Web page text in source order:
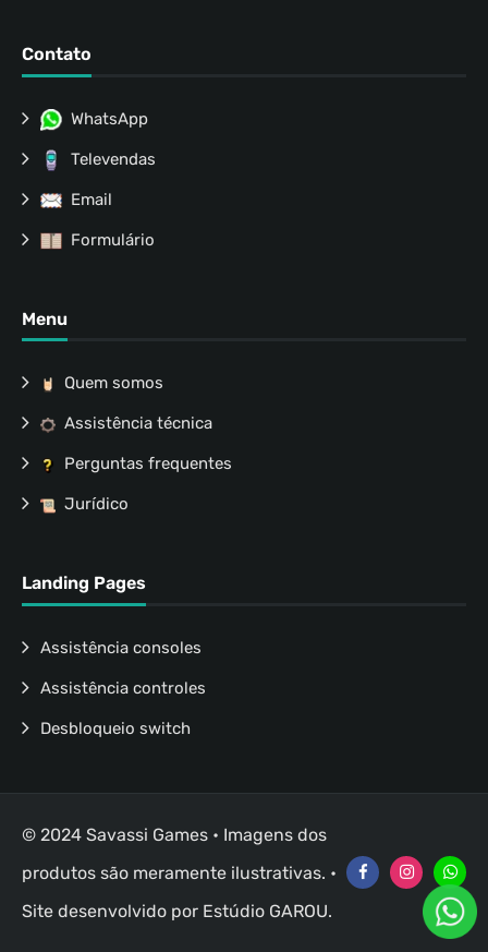
Contato
WhatsApp
Televendas
Email
Formulário
Menu
Quem somos
Assistência técnica
Perguntas frequentes
Jurídico
Landing Pages
Assistência consoles
Assistência controles
Desbloqueio switch
© 2024 Savassi Games • Imagens dos
produtos são meramente ilustrativas. •
Site desenvolvido por Estúdio GAROU.